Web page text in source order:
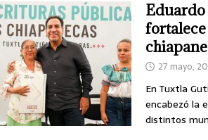
27 mayo,
En Tuxtla
encabezó la
distintos